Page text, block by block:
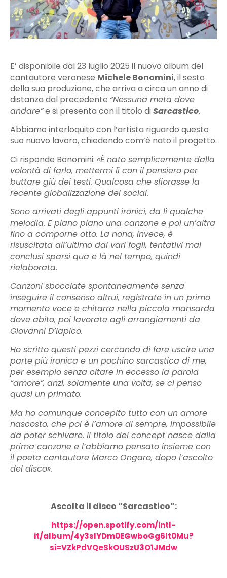
E’ disponibile dal 23 luglio 2025 il nuovo album del
cantautore veronese Michele Bonomini, il sesto
della sua produzione, che arriva a circa un anno di
distanza dal precedente “Nessuna meta dove
andare”e si presenta con il titolo diSarcastico.
Abbiamo interloquito con l’artista riguardo questo
suo nuovo lavoro, chiedendo com’è nato il progetto.
Ci risponde Bonomini: «È nato semplicemente dalla
volontà di farlo, mettermi lì con il pensiero per
buttare giù dei testi. Qualcosa che sfiorasse la
recente globalizzazione dei social.
Sono arrivati degli appunti ironici, da lì qualche
melodia. E piano piano una canzone e poi un’altra
fino a comporne otto. La nona, invece, è
risuscitata all’ultimo dai vari fogli, tentativi mai
conclusi sparsi qua e là nel tempo, quindi
rielaborata.
Canzoni sbocciate spontaneamente senza
inseguire il consenso altrui, registrate in un primo
momento voce e chitarra nella piccola mansarda
dove abito, poi lavorate agli arrangiamenti da
Giovanni D’Iapico.
Ho scritto questi pezzi cercando di fare uscire una
parte più ironica e un pochino sarcastica di me,
per esempio senza citare in eccesso la parola
“amore”, anzi, solamente una volta, se ci penso
quasi un primato.
Ma ho comunque concepito tutto con un amore
nascosto, che poi è l’amore di sempre, impossibile
da poter schivare. Il titolo del concept nasce dalla
prima canzone e l’abbiamo pensato insieme con
il poeta cantautore Marco Ongaro, dopo l’ascolto
del disco».
Ascolta il disco “Sarcastico”:
https://open.spotify.com/intl-
it/album/4y3sIYDm0EGwboGg6lt0Mu?
si=VZkPdVQeSkOUSzU3O1JMdw